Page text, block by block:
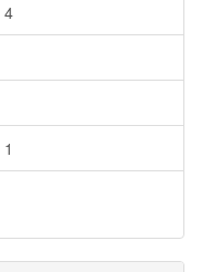
4
1